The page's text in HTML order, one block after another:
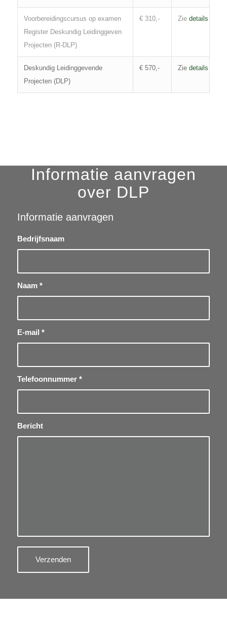
Voorbereidingscursus op examen
Register Deskundig Leidinggeven
Projecten (R-DLP)
€ 310,- Zie details
Deskundig Leidinggevende
Projecten (DLP)
€ 570,- Zie details
Informatie aanvragen
over DLP
Informatie aanvragen
Bedrijfsnaam
Naam *
E-mail *
Telefoonnummer *
Bericht